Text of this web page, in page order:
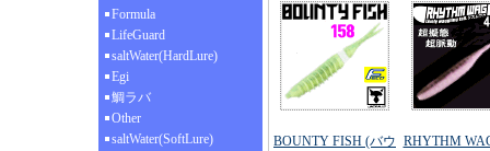
Formula
LifeGuard
saltWater(HardLure)
Egi
鯛ラバ
Other
saltWater(SoftLure)
BOUNTY FISH (バウ RHYTHM